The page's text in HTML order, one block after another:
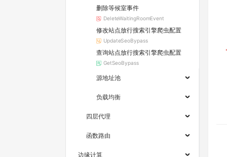
删除等候室事件
DeleteWaitingRoomEvent
修改站点放行搜索引擎爬虫配置
UpdateSeoBypass
查询站点放行搜索引擎爬虫配置
GetSeoBypass
源地址池
负载均衡
四层代理
函数路由
边缘计算